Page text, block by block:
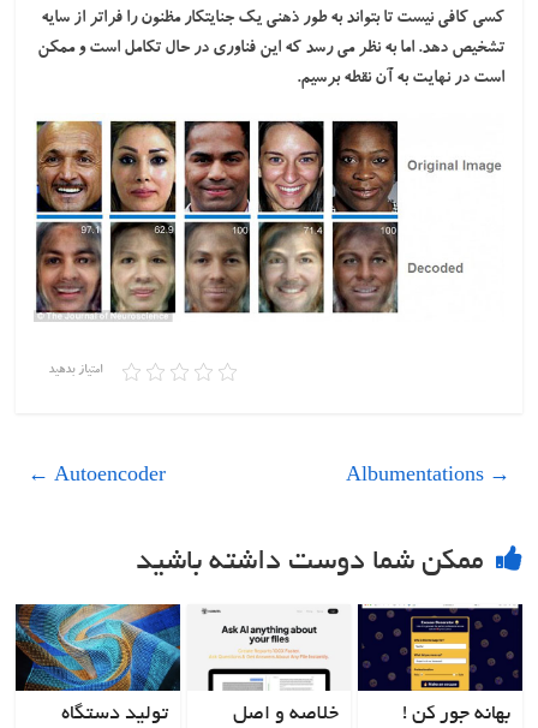
کسی کافی نیست تا بتواند به طور ذهنی یک جنایتکار مظنون را فراتر از سایه
تشخیص دهد. اما به نظر می رسد که این فناوری در حال تکامل است و ممکن
است در نهایت به آن نقطه برسیم.
امتیاز بدهید
→
Albumentations
Autoencoder
←
ممکن شما دوست داشته باشید
بهانه جور کن !
خلاصه و اصل
تولید دستگاه